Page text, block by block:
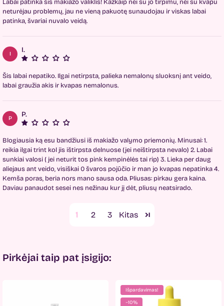
Labai patinka šis makiažo valiklis! Kažkaip nei su jo tirpimu, nei su kvapu
neturėjau problemų, jau ne vieną pakuotę sunaudojau ir viskas labai
patinka, švariai nuvalo veidą.
I I.
Šis labai nepatiko. Ilgai netirpsta, palieka nemalonų sluoksnį ant veido,
labai graužia akis ir kvapas nemalonus.
P P.
Blogiausia ką esu bandžiusi iš makiažo valymo priemonių. Minusai: 1.
reikia ilgai trint kol jis ištirpsta delnuose (jei neištirpsta nevalo) 2. Labai
sunkiai valosi ( jei neturit tos pink kempinėlės tai rip) 3. Lieka per daug
aliejaus ant veido, visiškai 0 švaros pojūčio ir man jo kvapas nepatinka 4.
Kemša poras, beria nors mano sausa oda. Pliusas: pirkau gera kaina.
Daviau panaudot sesei nes nežinau kur jį dėt, pliusų neatsirado.
1 2 3
Pirkėjai taip pat įsigijo:
Išpardavimas!
−10%